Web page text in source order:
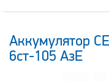
Аккумулятор
6ст-105 АзЕ